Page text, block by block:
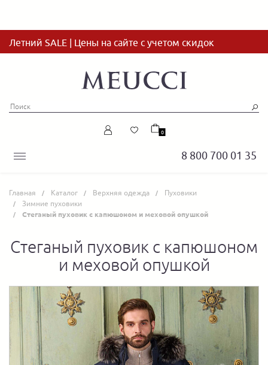
Летний SALE | Цены на сайте с учетом скидок
8 800 700 01 35
0
Главная Каталог Верхняя одежда
Пуховики
Зимние пуховики
Cтеганый пуховик с капюшоном и меховой опушкой
Cтеганый пуховик с капюшоном
и меховой опушкой